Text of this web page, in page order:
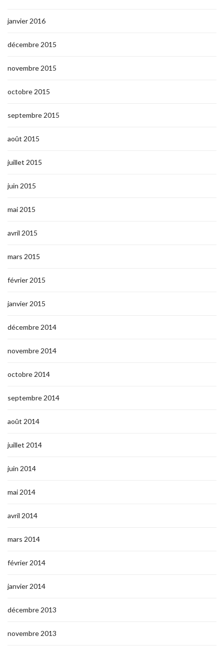
janvier 2016
décembre 2015
novembre 2015
octobre 2015
septembre 2015
août 2015
juillet 2015
juin 2015
mai 2015
avril 2015
mars 2015
février 2015
janvier 2015
décembre 2014
novembre 2014
octobre 2014
septembre 2014
août 2014
juillet 2014
juin 2014
mai 2014
avril 2014
mars 2014
février 2014
janvier 2014
décembre 2013
novembre 2013